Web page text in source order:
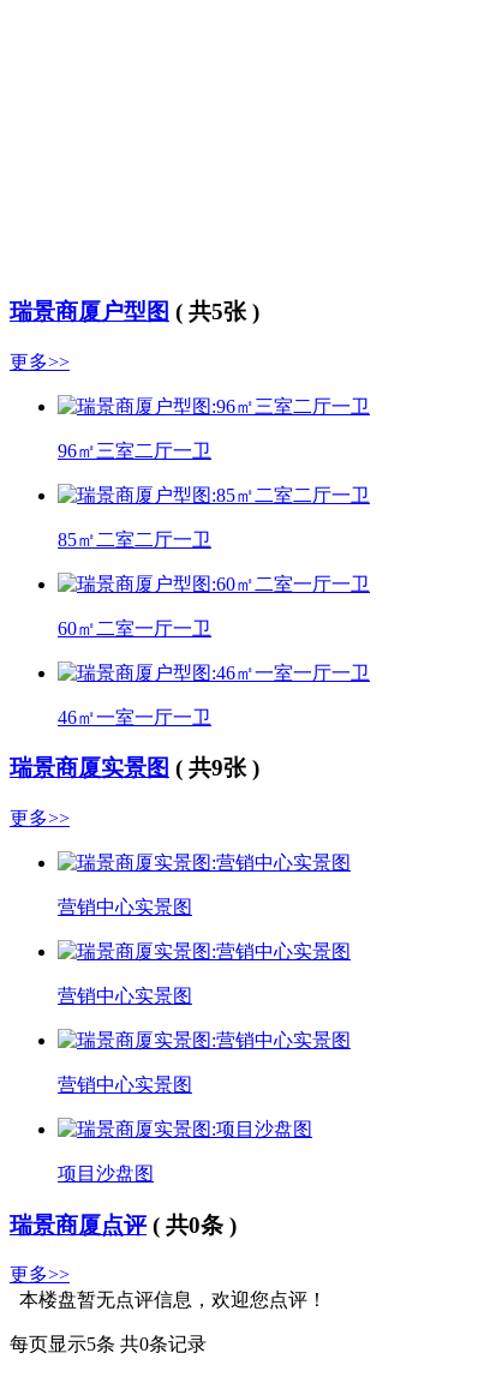
瑞景商厦户型图 ( 共5张 )
更多>>
96㎡三室二厅一卫
85㎡二室二厅一卫
60㎡二室一厅一卫
46㎡一室一厅一卫
瑞景商厦实景图 ( 共9张 )
更多>>
营销中心实景图
营销中心实景图
营销中心实景图
项目沙盘图
瑞景商厦点评 ( 共0条 )
更多>>
本楼盘暂无点评信息，欢迎您点评！
每页显示5条 共0条记录